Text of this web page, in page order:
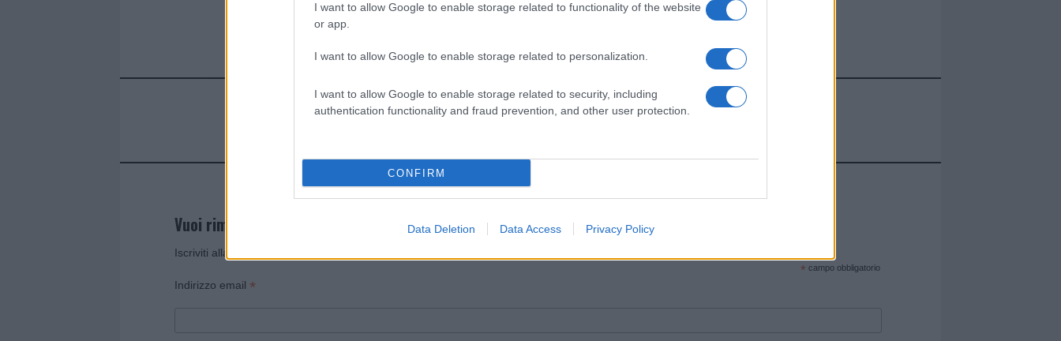
I want to allow Google to enable storage related to functionality of the website
or app.
I want to allow Google to enable storage related to personalization.
I want to allow Google to enable storage related to security, including
authentication functionality and fraud prevention, and other user protection.
CONFIRM
Data Deletion Data Access Privacy Policy
Invia un Comunicato Stampa|Pubblicità|Segnala
Vuoi rimanere sempre aggiornato?
Iscriviti alla newsletter di Gallura Oggi e ricevi le nostre email periodiche contenenti le ultime notizie pubblicate sul sito web!
* campo obbligatorio
Indirizzo email *